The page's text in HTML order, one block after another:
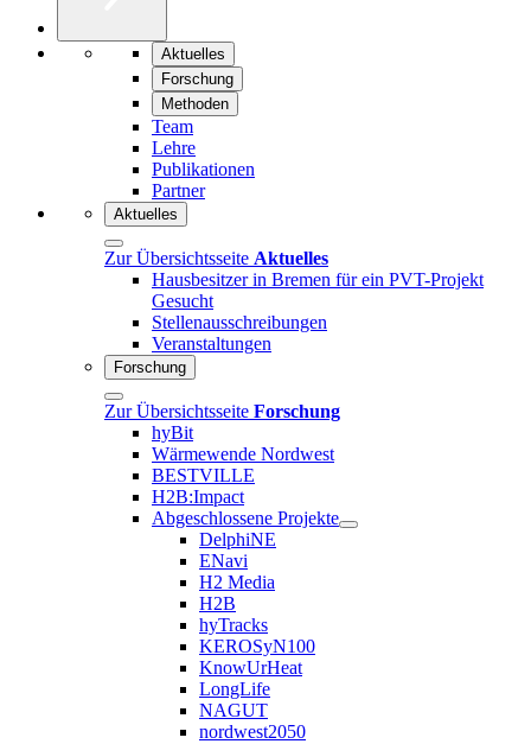
Aktuelles
Forschung
Methoden
Team
Lehre
Publikationen
Partner
Aktuelles
Zur Übersichtsseite Aktuelles
Hausbesitzer in Bremen für ein PVT-Projekt
Gesucht
Stellenausschreibungen
Veranstaltungen
Forschung
Zur Übersichtsseite Forschung
hyBit
Wärmewende Nordwest
BESTVILLE
H2B:Impact
Abgeschlossene Projekte
DelphiNE
ENavi
H2 Media
H2B
hyTracks
KEROSyN100
KnowUrHeat
LongLife
NAGUT
nordwest2050